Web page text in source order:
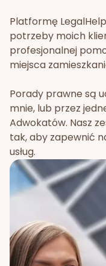
Platformę
potrzeby moich
profesjonalnej
miejsca
Porady prawne są
mnie, lub przez
Adwokatów. Nasz
tak, aby zapewnić
usług.